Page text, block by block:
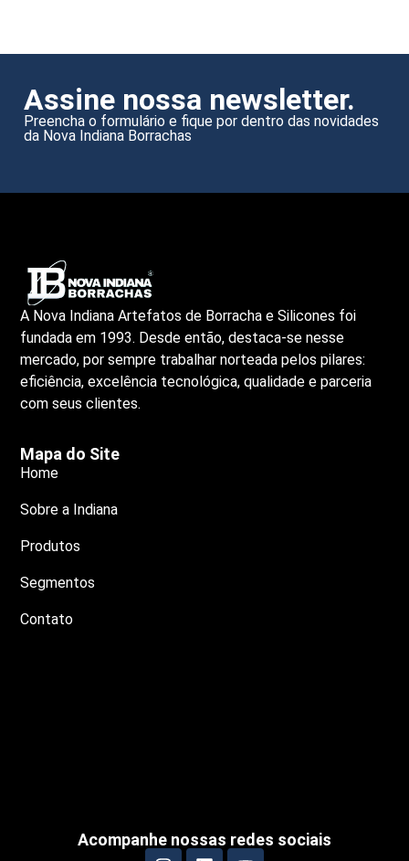
Assine nossa newsletter.
Preencha o formulário e fique por dentro das novidades
da Nova Indiana Borrachas
A Nova Indiana Artefatos de Borracha e Silicones foi
fundada em 1993. Desde então, destaca-se nesse
mercado, por sempre trabalhar norteada pelos pilares:
eficiência, excelência tecnológica, qualidade e parceria
com seus clientes.
Mapa do Site
Home
Sobre a Indiana
Produtos
Segmentos
Contato
Acompanhe nossas redes sociais